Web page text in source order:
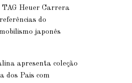
TAG Heuer Carrera
do
japonês
apresenta coleção
dos Pais com